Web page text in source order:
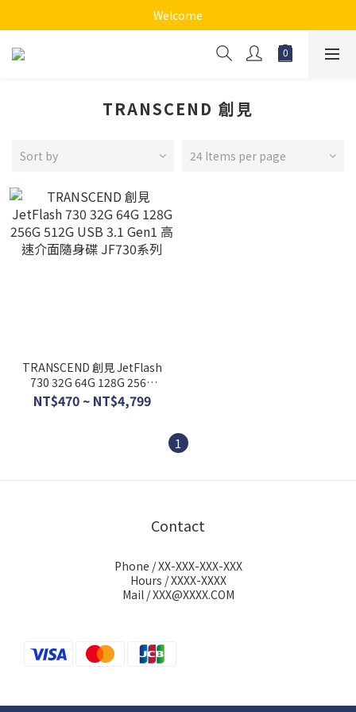
Welcome
TRANSCEND 創見
Sort by 24 Items per page
TRANSCEND 創見 JetFlash
730 32G 64G 128G 256G
512G USB 3.1 Gen1 高速介
面隨身碟 JF730系列
NT$470 ~ NT$4,799
1
Contact
Phone / XX-XXX-XXX-XXX
Hours / XXXX-XXXX
Mail / XXX@XXXX.COM